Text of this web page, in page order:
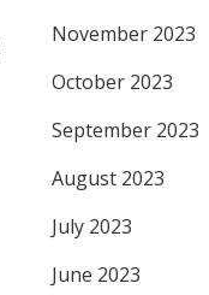
November 2023
October 2023
September 2023
August 2023
July 2023
June 2023